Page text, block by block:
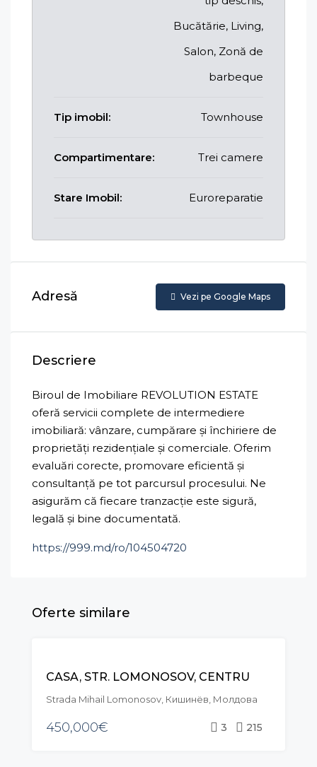
Bucătărie, Living,
Salon, Zonă de
barbeque
Tip imobil: Townhouse
Compartimentare: Trei camere
Stare Imobil: Euroreparatie
Adresă Vezi pe Google Maps
Descriere
Biroul de Imobiliare REVOLUTION ESTATE
oferă servicii complete de intermediere
imobiliară: vânzare, cumpărare și închiriere de
proprietăți rezidențiale și comerciale. Oferim
evaluări corecte, promovare eficientă și
consultanță pe tot parcursul procesului. Ne
asigurăm că fiecare tranzacție este sigură,
legală și bine documentată.
https://999.md/ro/104504720
Oferte similare
CASA, STR. LOMONOSOV, CENTRU
Strada Mihail Lomonosov, Кишинёв, Молдова
450,000€ 3 215